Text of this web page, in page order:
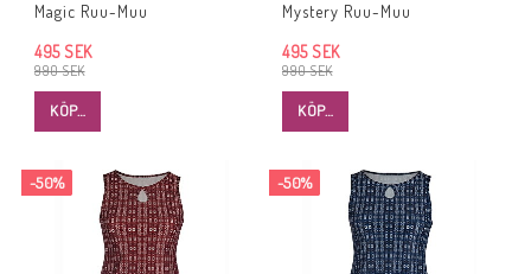
Magic Ruu-Muu
990 SEK
495 SEK
KÖP…
Mystery Ruu-Muu
990 SEK
495 SEK
KÖP…
-50% -50%